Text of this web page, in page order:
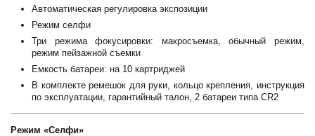
Автоматическая регулировка экспозиции
Режим селфи
Три режима фокусировки: макросъемка, обычный режим,
режим пейзажной съемки
Емкость батареи: на 10 картриджей
В комплекте ремешок для руки, кольцо крепления, инструкция
по эксплуатации, гарантийный талон, 2 батареи типа CR2
Режим «Селфи»